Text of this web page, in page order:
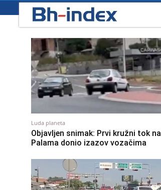
Luda planeta
Objavljen snimak: Prvi kružni tok na
Palama donio izazov vozačima